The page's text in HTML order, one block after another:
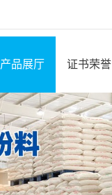
产品展厅 证书荣誉